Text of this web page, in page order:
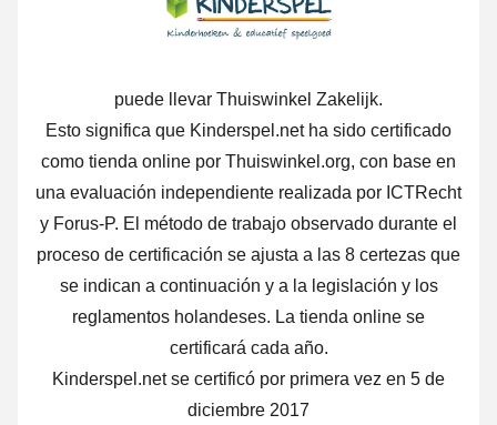
puede llevar Thuiswinkel Zakelijk.
Esto significa que Kinderspel.net ha sido certificado
como tienda online por Thuiswinkel.org, con base en
una evaluación independiente realizada por ICTRecht
y Forus-P. El método de trabajo observado durante el
proceso de certificación se ajusta a las 8 certezas que
se indican a continuación y a la legislación y los
reglamentos holandeses. La tienda online se
certificará cada año.
Kinderspel.net se certificó por primera vez en 5 de
diciembre 2017